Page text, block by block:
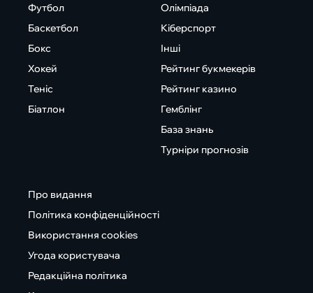
Футбол
Баскетбол
Бокс
Хокей
Теніс
Біатлон
Олімпіада
Кіберспорт
Інші
Рейтинг букмекерів
Рейтинг казино
Гемблінг
База знань
Турніри прогнозів
Про видання
Політика конфіденційності
Використання cookies
Угода користувача
Редакційна політика